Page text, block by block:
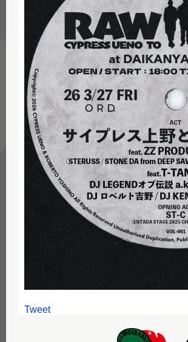
Tweet